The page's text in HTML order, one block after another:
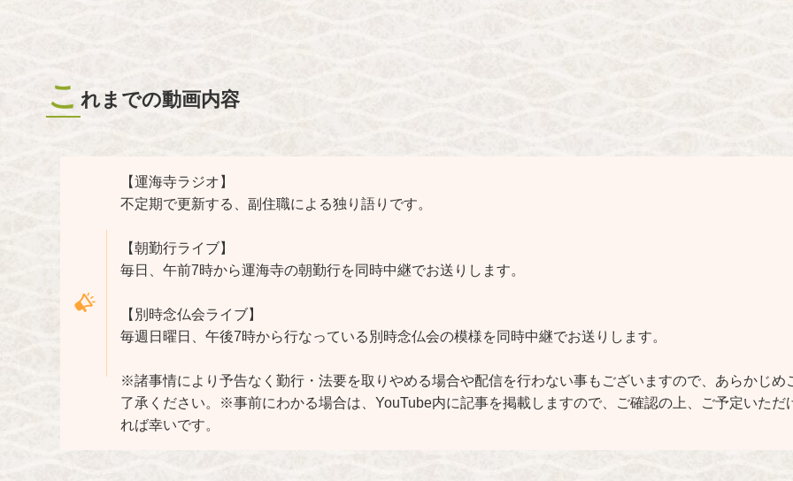
こ れまでの動画内容
【運海寺ラジオ】
不定期で更新する、副住職による独り語りです。
【朝勤行ライブ】
毎日、午前7時から運海寺の朝勤行を同時中継でお送りします。
【別時念仏会ライブ】
毎週日曜日、午後7時から行なっている別時念仏会の模様を同時中継でお送りします。
※諸事情により予告なく勤行・法要を取りやめる場合や配信を行わない事もございますので、あらかじめ
了承ください。※事前にわかる場合は、YouTube内に記事を掲載しますので、ご確認の上、ご予定いただ
れば幸いです。